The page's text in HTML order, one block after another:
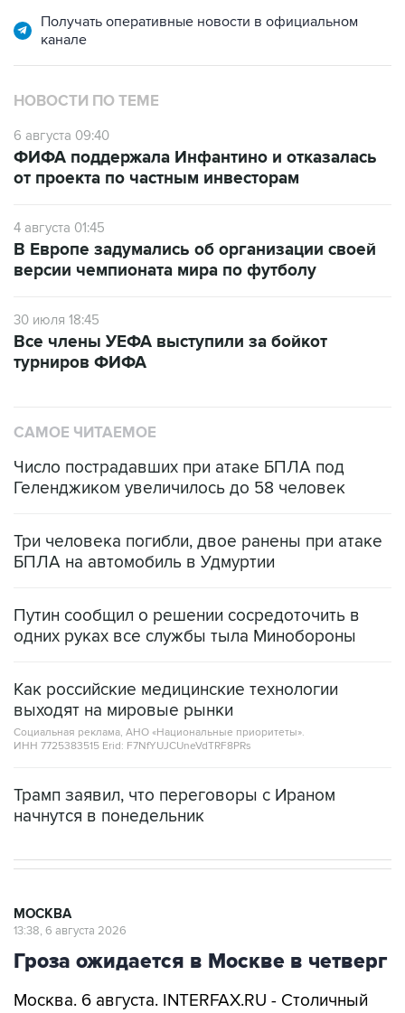
Получать оперативные новости в официальном
канале
НОВОСТИ ПО ТЕМЕ
6 августа 09:40
ФИФА поддержала Инфантино и отказалась
от проекта по частным инвесторам
4 августа 01:45
В Европе задумались об организации своей
версии чемпионата мира по футболу
30 июля 18:45
Все члены УЕФА выступили за бойкот
турниров ФИФА
САМОЕ ЧИТАЕМОЕ
Число пострадавших при атаке БПЛА под
Геленджиком увеличилось до 58 человек
Три человека погибли, двое ранены при атаке
БПЛА на автомобиль в Удмуртии
Путин сообщил о решении сосредоточить в
одних руках все службы тыла Минобороны
Как российские медицинские технологии
выходят на мировые рынки
Социальная реклама, АНО «Национальные приоритеты».
ИНН 7725383515 Erid: F7NfYUJCUneVdTRF8PRs
Трамп заявил, что переговоры с Ираном
начнутся в понедельник
МОСКВА
13:38, 6 августа 2026
Гроза ожидается в Москве в четверг
Москва. 6 августа. INTERFAX.RU - Столичный